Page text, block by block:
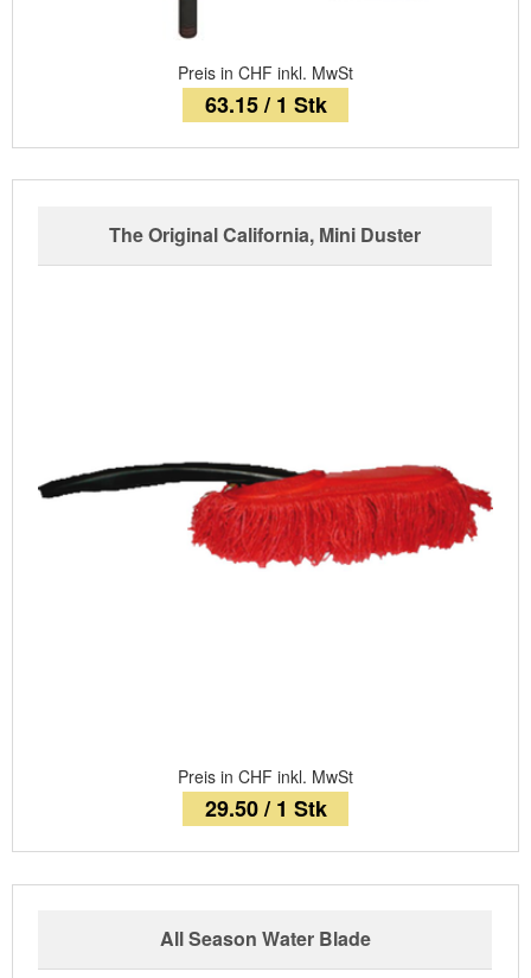
Preis in CHF inkl. MwSt
63.15 / 1 Stk
The Original California, Mini Duster
Preis in CHF inkl. MwSt
29.50 / 1 Stk
All Season Water Blade